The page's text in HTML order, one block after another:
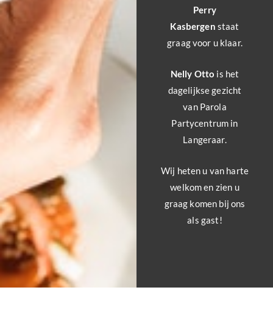
Perry
Kasbergen staat
graag voor u klaar.
Nelly Otto is het
dagelijkse gezicht
van Parola
Partycentrum in
Langeraar.
Wij heten u van harte
welkom en zien u
graag komen bij ons
als gast!